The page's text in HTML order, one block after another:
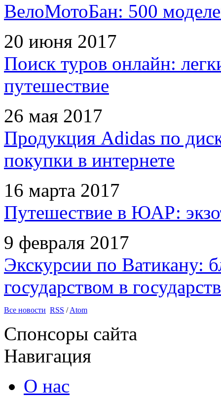
ВелоМотоБан: 500
20 июня 2017
Поиск туров онлайн:
путешествие
26 мая 2017
Продукция Adidas по
покупки в интернете
16 марта 2017
Путешествие в ЮАР:
9 февраля 2017
Экскурсии по Ватикану:
государством в
Все новости RSS /Atom
Спонсоры сайта
Навигация
О нас